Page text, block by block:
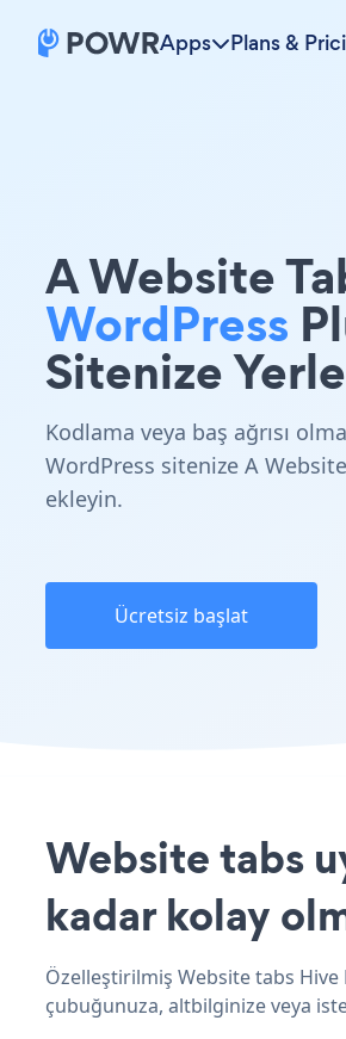
Apps Plans &
A Website
WordPress
Sitenize
Kodlama veya baş ağrısı
WordPress sitenize A
ekleyin.
Ücretsiz başlat
Website tabs
kadar kolay
Özelleştirilmiş Website tabs Hive
çubuğunuza, altbilginize veya